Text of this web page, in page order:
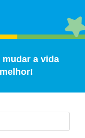
mudar a vida